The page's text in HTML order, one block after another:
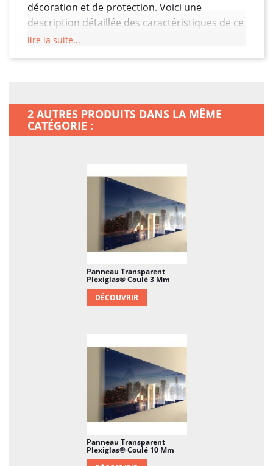
décoration et de protection. Voici une
description détaillée des caractéristiques de ce
panneau :
Matériau de Haute Qualité :Fabriqué en
une qualité de surface supérieure. Le
Plexiglas® est un polymère acrylique de haute
qualité, offrant une alternative légère et
Épaisseur de 5 mm :Avec une épaisseur de 5
mm, ce panneau en Plexiglas® offre une
robustesse suffisante pour une utilisation dans
diverses applications. Cette épaisseur le rend
approprié pour des applications telles que des
panneaux de signalisation, des présentoirs,
des vitrines, ou des éléments de décoration.
Transparence Exceptionnelle :
coulé offre une transparence exceptionnelle,
applications où la clarté visuelle est
Résistance aux Chocs :Bien que plus léger
que le verre, le Plexiglas® coulé est résistant
rapport à d'autres matériaux transparents. Il
est moins susceptible de se briser en cas de
lire la suite...
2 AUTRES PRODUITS DANS LA MÊME
CATÉGORIE :
Panneau Transparent
Plexiglas® Coulé 3 Mm
DÉCOUVRIR
Panneau Transparent
Plexiglas® Coulé 10 Mm